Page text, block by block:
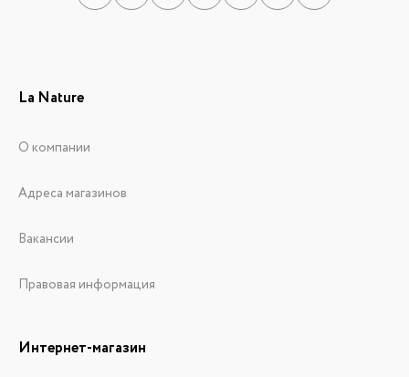
La Nature
О компании
Адреса магазинов
Вакансии
Правовая информация
Интернет-магазин